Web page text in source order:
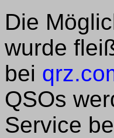
Die
wurde
bei
QSOs
Service